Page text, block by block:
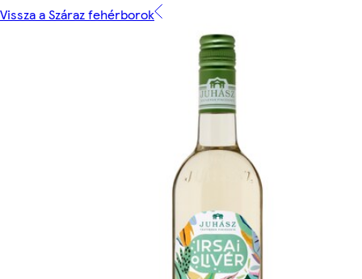
Vissza a Száraz fehérborok